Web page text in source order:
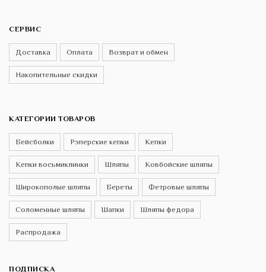
СЕРВИС
Доставка Оплата Возврат и обмен
Накопительные скидки
КАТЕГОРИИ ТОВАРОВ
Бейсболки Рэперские кепки Кепки
Кепки восьмиклинки Шляпы Ковбойские шляпы
Широкополые шляпы Береты Фетровые шляпы
Соломенные шляпы Шапки Шляпы федора
Распродажа
ПОДПИСКА